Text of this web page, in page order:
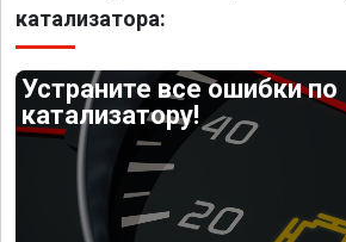
катализатора:
Устраните все ошибки по
катализатору!